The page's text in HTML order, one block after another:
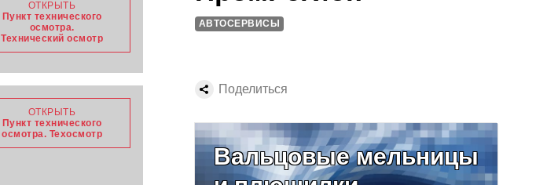
ОТКРЫТЬ
Пункт технического
осмотра.
Технический осмотр
ОТКРЫТЬ
Пункт технического
осмотра. Техосмотр
АВТОСЕРВИСЫ
Поделиться
Вальцовые мельницы